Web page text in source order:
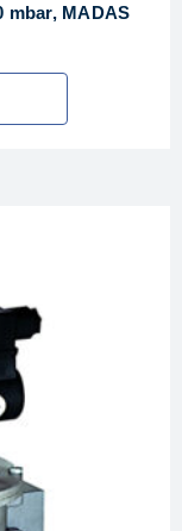
mbar, MADAS